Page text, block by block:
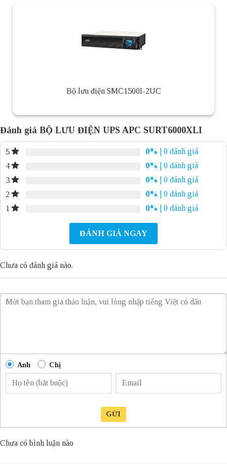
Bộ lưu điện SMC1500I-2UC
Đánh giá BỘ LƯU ĐIỆN UPS APC SURT6000XLI
5 0%
| 0 đánh giá
4
0%
| 0 đánh giá
3
0%
| 0 đánh giá
2
0%
| 0 đánh giá
1
0% | 0 đánh giá
ĐÁNH GIÁ NGAY
Chưa có đánh giá nào.
Anh Chị
GỬI
Chưa có bình luận nào